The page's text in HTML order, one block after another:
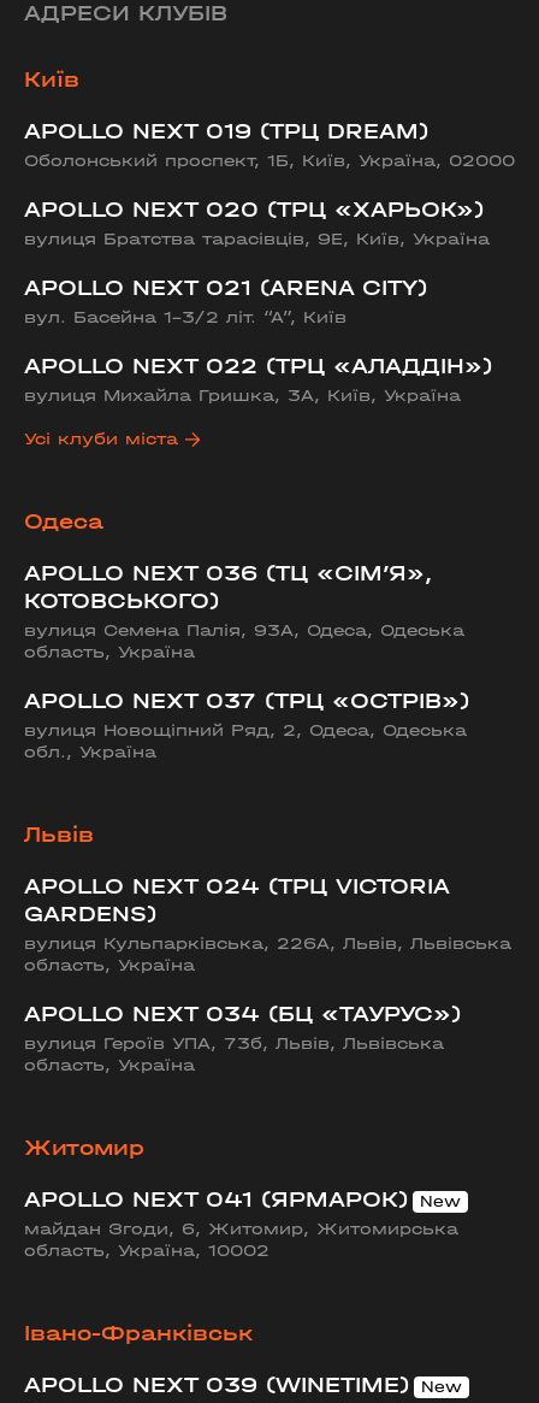
АДРЕСИ КЛУБІВ
Київ
APOLLO NEXT 019 (ТРЦ DREAM)
Оболонський проспект, 1Б, Київ, Україна, 02000
APOLLO NEXT 020 (ТРЦ «ХАРЬОК»)
вулиця Братства тарасівців, 9Е, Київ, Україна
APOLLO NEXT 021 (ARENA CITY)
вул. Басейна 1-3/2 літ. “А”, Київ
APOLLO NEXT 022 (ТРЦ «АЛАДДІН»)
вулиця Михайла Гришка, 3А, Київ, Україна
Усі клуби міста
Одеса
APOLLO NEXT 036 (ТЦ «СІМ’Я»,
КОТОВСЬКОГО)
вулиця Семена Палія, 93А, Одеса, Одеська
область, Україна
APOLLO NEXT 037 (ТРЦ «ОСТРІВ»)
вулиця Новощіпний Ряд, 2, Одеса, Одеська
обл., Україна
Львів
APOLLO NEXT 024 (ТРЦ VICTORIA
GARDENS)
вулиця Кульпарківська, 226А, Львів, Львівська
область, Україна
APOLLO NEXT 034 (БЦ «ТАУРУС»)
вулиця Героїв УПА, 73б, Львів, Львівська
область, Україна
Житомир
APOLLO NEXT 041 (ЯРМАРОК)
майдан Згоди, 6, Житомир, Житомирська
область, Україна, 10002
Івано-Франківськ
APOLLO NEXT 039 (WINETIME)